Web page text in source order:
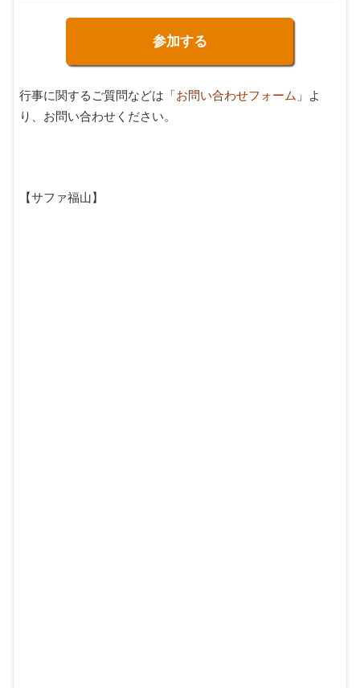
参加する
行事に関するご質問などは「お問い合わせフォーム 」よ
り、お問い合わせください。
【サファ福山】